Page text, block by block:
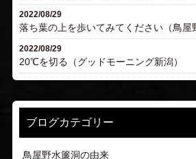
2022/08/29
落ち葉の上を歩いてみてください（鳥屋
2022/08/29
20℃を切る（グッドモーニング新潟）
ブログカテゴリー
鳥屋野水簾洞の由来